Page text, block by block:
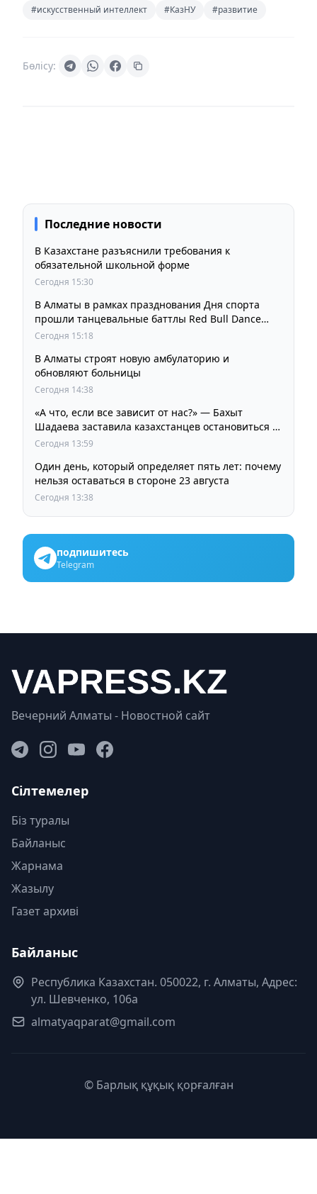
#искусственный интеллект #КазНУ #развитие
Бөлісу:
Последние новости
В Казахстане разъяснили требования к
обязательной школьной форме
Сегодня 15:30
В Алматы в рамках празднования Дня спорта
прошли танцевальные баттлы Red Bull Dance
Your Style
Сегодня 15:18
В Алматы строят новую амбулаторию и
обновляют больницы
Сегодня 14:38
«А что, если все зависит от нас?» — Бахыт
Шадаева заставила казахстанцев остановиться и
задуматься
Сегодня 13:59
Один день, который определяет пять лет: почему
нельзя оставаться в стороне 23 августа
Сегодня 13:38
подпишитесь
Telegram
Вечерний Алматы - Новостной сайт
Сілтемелер
Біз туралы
Байланыс
Жарнама
Жазылу
Газет архиві
Байланыс
Республика Казахстан. 050022, г. Алматы, Адрес:
ул. Шевченко, 106а
almatyaqparat@gmail.com
© Барлық құқық қорғалған